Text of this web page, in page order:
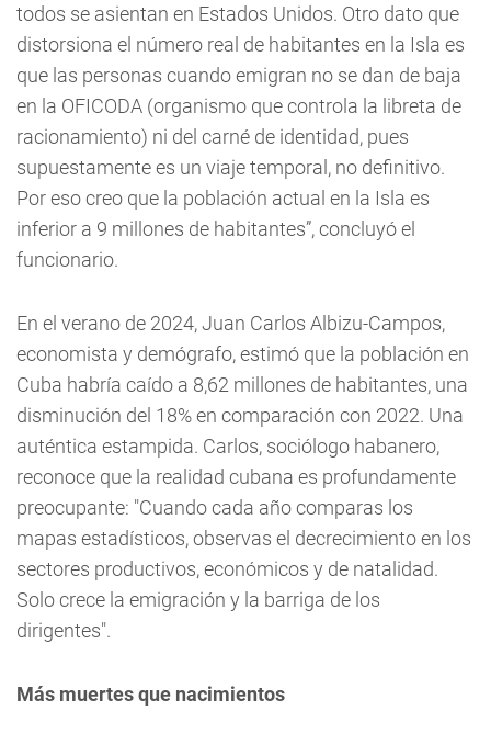
todos se asientan en Estados Unidos. Otro dato que
distorsiona el número real de habitantes en la Isla es
que las personas cuando emigran no se dan de baja
en la OFICODA (organismo que controla la libreta de
racionamiento) ni del carné de identidad, pues
supuestamente es un viaje temporal, no definitivo.
Por eso creo que la población actual en la Isla es
inferior a 9 millones de habitantes”, concluyó el
funcionario.
En el verano de 2024, Juan Carlos Albizu-Campos,
economista y demógrafo, estimó que la población en
Cuba habría caído a 8,62 millones de habitantes, una
disminución del 18% en comparación con 2022. Una
auténtica estampida. Carlos, sociólogo habanero,
reconoce que la realidad cubana es profundamente
preocupante: "Cuando cada año comparas los
mapas estadísticos, observas el decrecimiento en los
sectores productivos, económicos y de natalidad.
Solo crece la emigración y la barriga de los
dirigentes".
Más muertes que nacimientos